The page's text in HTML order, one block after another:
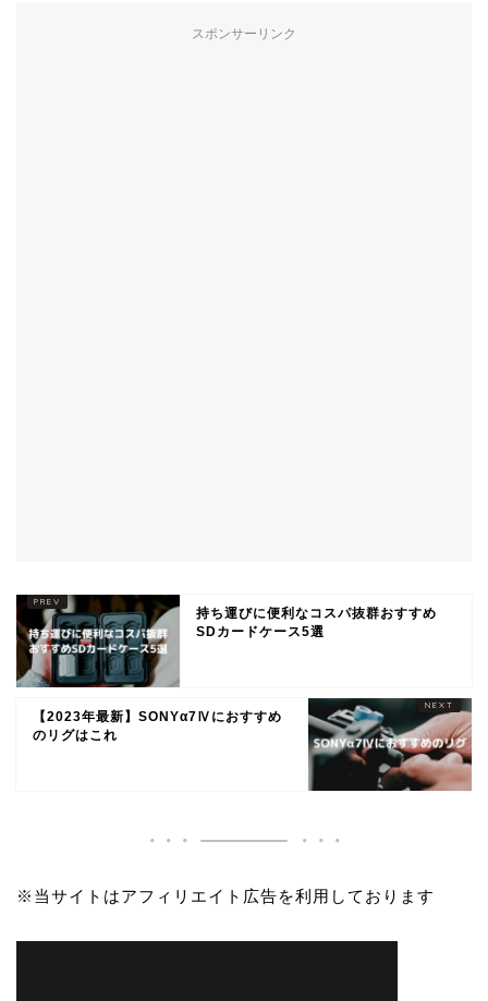
スポンサーリンク
持ち運びに便利なコスパ抜群おすすめ
SDカードケース5選
【2023年最新】SONYα7Ⅳにおすすめ
のリグはこれ
※当サイトはアフィリエイト広告を利用しております